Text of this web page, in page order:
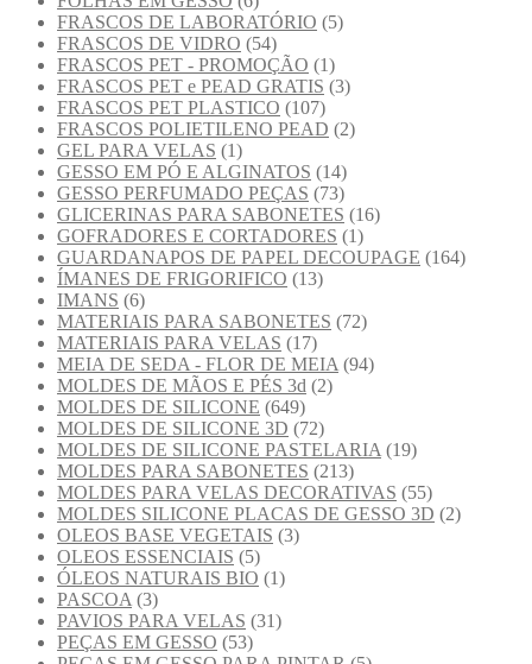
FRASCOS DE LABORATÓRIO (5)
FRASCOS DE VIDRO (54)
FRASCOS PET - PROMOÇÃO (1)
FRASCOS PET e PEAD GRATIS (3)
FRASCOS PET PLASTICO (107)
FRASCOS POLIETILENO PEAD (2)
GEL PARA VELAS (1)
GESSO EM PÓ E ALGINATOS (14)
GESSO PERFUMADO PEÇAS (73)
GLICERINAS PARA SABONETES (16)
GOFRADORES E CORTADORES (1)
GUARDANAPOS DE PAPEL DECOUPAGE (164)
ÍMANES DE FRIGORIFICO (13)
IMANS (6)
MATERIAIS PARA SABONETES (72)
MATERIAIS PARA VELAS (17)
MEIA DE SEDA - FLOR DE MEIA (94)
MOLDES DE MÃOS E PÉS 3d (2)
MOLDES DE SILICONE (649)
MOLDES DE SILICONE 3D (72)
MOLDES DE SILICONE PASTELARIA (19)
MOLDES PARA SABONETES (213)
MOLDES PARA VELAS DECORATIVAS (55)
MOLDES SILICONE PLACAS DE GESSO 3D (2)
OLEOS BASE VEGETAIS (3)
OLEOS ESSENCIAIS (5)
ÓLEOS NATURAIS BIO (1)
PASCOA (3)
PAVIOS PARA VELAS (31)
PEÇAS EM GESSO (53)